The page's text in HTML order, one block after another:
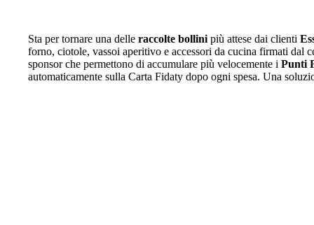
Sta per tornare una delle raccolte bollini più attese dai clienti
forno, ciotole, vassoi aperitivo e accessori da cucina firmati dal
sponsor che permettono di accumulare più velocemente i Punti
automaticamente sulla Carta Fidaty dopo ogni spesa. Una